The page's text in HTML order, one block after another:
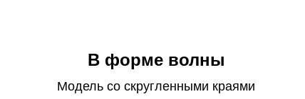
В форме волны
Модель со скругленными краями